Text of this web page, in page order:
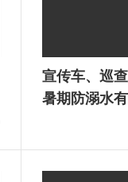
宣传车、巡
暑期防溺水